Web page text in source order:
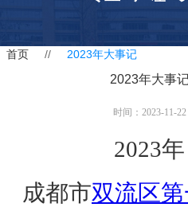
患者服务
党建工作
2023年大事
时间：2023-11-22
2023年
成都市双流区
首页 // 2023年大事记